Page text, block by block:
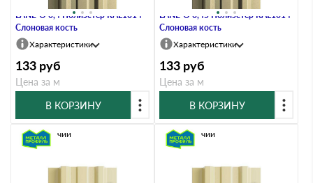
LАNE-O 0,4 Полиэстер RAL1014
Слоновая кость
Характеристики
133 руб
Цена за м
В КОРЗИНУ
LАNE-O 0,45 Полиэстер RAL1014
Слоновая кость
Характеристики
133 руб
Цена за м
В КОРЗИНУ
В наличии В наличии